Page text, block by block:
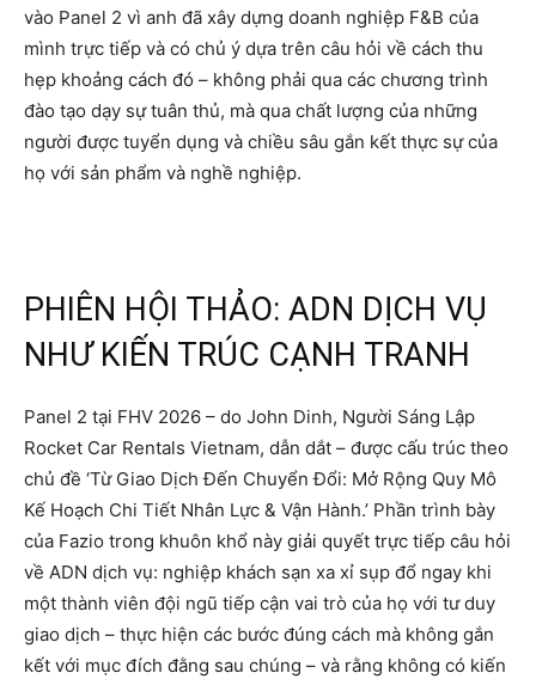
vào Panel 2 vì anh đã xây dựng doanh nghiệp F&B của
mình trực tiếp và có chủ ý dựa trên câu hỏi về cách thu
hẹp khoảng cách đó – không phải qua các chương trình
đào tạo dạy sự tuân thủ, mà qua chất lượng của những
người được tuyển dụng và chiều sâu gắn kết thực sự của
họ với sản phẩm và nghề nghiệp.
PHIÊN HỘI THẢO: ADN DỊCH VỤ
NHƯ KIẾN TRÚC CẠNH TRANH
Panel 2 tại FHV 2026 – do John Dinh, Người Sáng Lập
Rocket Car Rentals Vietnam, dẫn dắt – được cấu trúc theo
chủ đề ‘Từ Giao Dịch Đến Chuyển Đổi: Mở Rộng Quy Mô
Kế Hoạch Chi Tiết Nhân Lực & Vận Hành.’ Phần trình bày
của Fazio trong khuôn khổ này giải quyết trực tiếp câu hỏi
về ADN dịch vụ: nghiệp khách sạn xa xỉ sụp đổ ngay khi
một thành viên đội ngũ tiếp cận vai trò của họ với tư duy
giao dịch – thực hiện các bước đúng cách mà không gắn
kết với mục đích đằng sau chúng – và rằng không có kiến